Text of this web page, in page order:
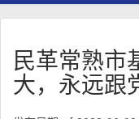
民革常熟市
大，永远跟